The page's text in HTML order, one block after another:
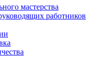
мастерства
работников